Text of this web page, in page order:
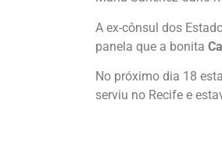
A ex-cônsul dos
panela que a bonita
No próximo dia 18
serviu no Recife e